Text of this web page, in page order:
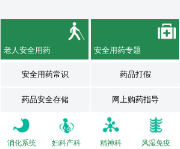
老人安全用药 安全用药专题
安全用药常识 药品打假
药品安全存储 网上购药指导
消化系统 妇科产科 精神科 风湿免疫